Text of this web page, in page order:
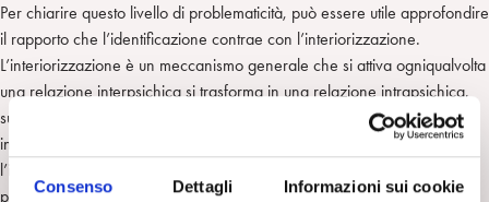
Consenso Dettagli Informazioni sui cookie
Per chiarire questo livello di problematicità, può essere utile approfondire
il rapporto che l’identificazione contrae con l’interiorizzazione.
L’interiorizzazione è un meccanismo generale che si attiva ogniqualvolta
una relazione interpsichica si trasforma in una relazione intrapsichica,
sussumendo nella sua processualità tutti i meccanismi che ruotano
intorno ad essa (incorporazione, imitazione identificazione)? Oppure
l’interiorizzazione è un meccanismo che si attiva come premessa,
processo preliminare, dell’identificazione, poiché per mettere a segno